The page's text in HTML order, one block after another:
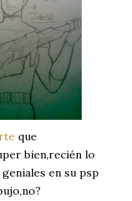
que
bien,recién lo
en su psp